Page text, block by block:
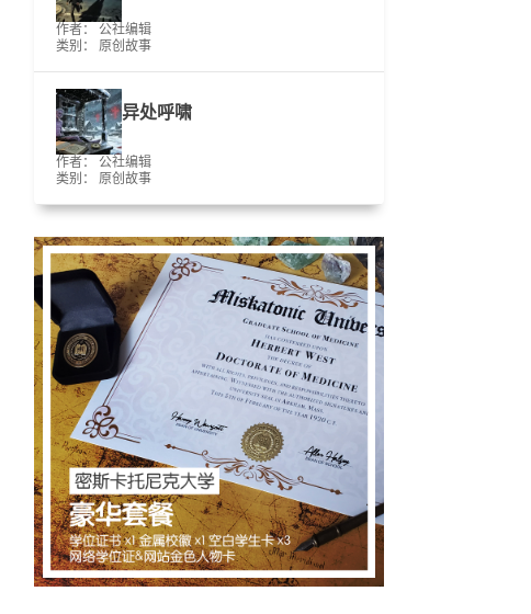
作者： 公社编辑
类别：
原创故事
异处呼啸
作者： 公社编辑
类别：
原创故事